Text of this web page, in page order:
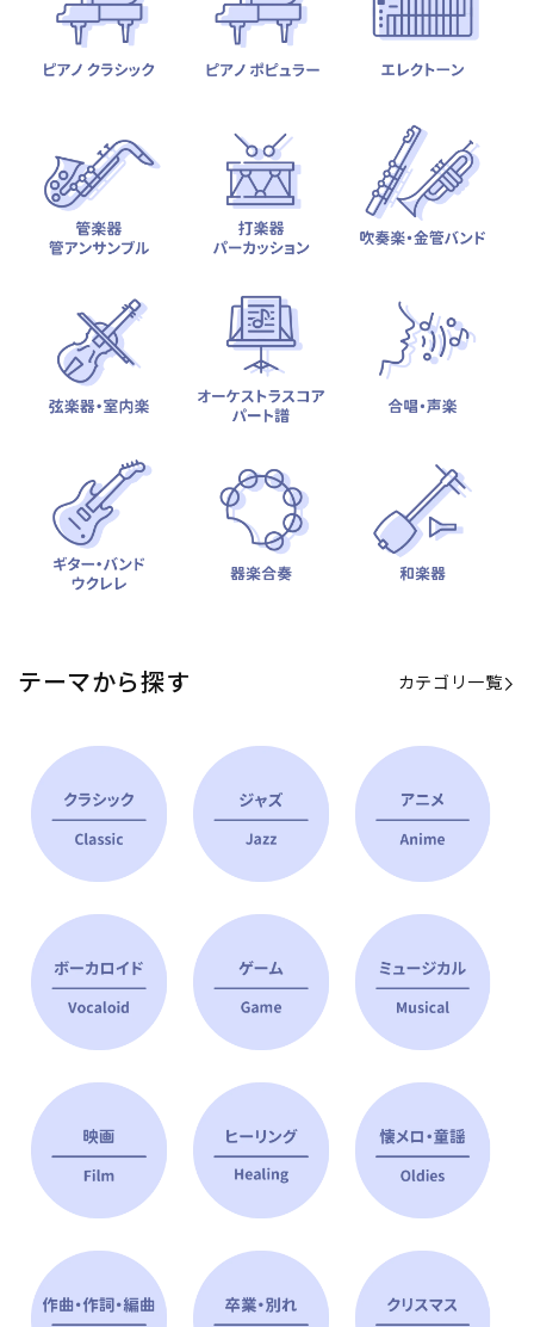
テーマから探す カテゴリ一覧